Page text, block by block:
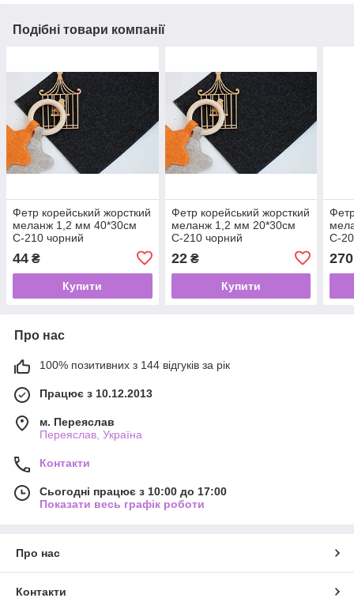
Подібні товари компанії
Фетр корейський жорсткий
меланж 1,2 мм 40*30см
С-210 чорний
44 ₴
Купити
Фетр корейський жорсткий
меланж 1,2 мм 20*30см
С-210 чорний
22₴
Купити
С-
270
Про нас
100% позитивних з 144 відгуків за рік
Працює з 10.12.2013
м. Переяслав
Переяслав, Україна
Контакти
Сьогодні працює з 10:00 до 17:00
Показати весь графік роботи
Про нас
Контакти